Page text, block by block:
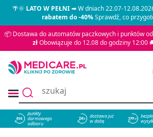
🌴🌞LATO W PEŁNI➡ W dniach 22.07-
rabatem do -40%Sprawdź, co
📦 Dostawa do automatów paczkowych i punktów
złObowiązuje do 12.08 do godziny 12:00
856
punkty
darmowego
odbioru
dostawa już
w dobę